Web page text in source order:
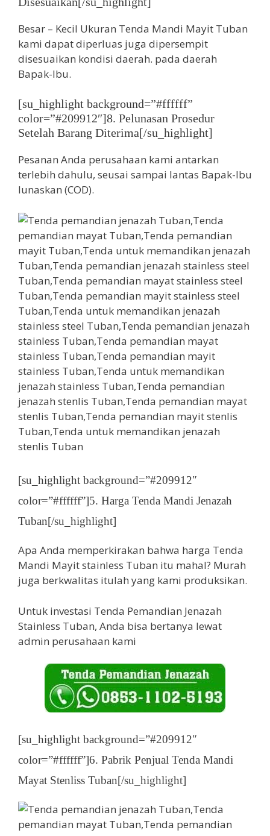
Besar – Kecil Ukuran Tenda Mandi Mayit Tuban
kami dapat diperluas juga dipersempit
disesuaikan kondisi daerah. pada daerah
Bapak-Ibu.
[su_highlight background=”#ffffff”
color=”#209912″]8. Pelunasan Prosedur
Setelah Barang Diterima[/su_highlight]
Pesanan Anda perusahaan kami antarkan
terlebih dahulu, seusai sampai lantas Bapak-Ibu
lunaskan (COD).
[su_highlight background=”#209912″
color=”#ffffff”]5. Harga Tenda Mandi Jenazah
Tuban[/su_highlight]
Apa Anda memperkirakan bahwa harga Tenda
Mandi Mayit stainless Tuban itu mahal? Murah
juga berkwalitas itulah yang kami produksikan.
Untuk investasi Tenda Pemandian Jenazah
Stainless Tuban, Anda bisa bertanya lewat
admin perusahaan kami
[su_highlight background=”#209912″
color=”#ffffff”]6. Pabrik Penjual Tenda Mandi
Mayat Stenliss Tuban[/su_highlight]